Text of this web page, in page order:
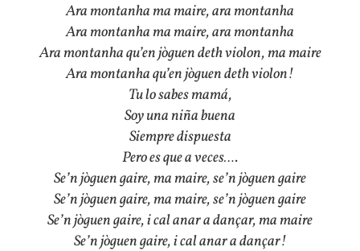
Ara montanha ma maire, ara montanha
Ara montanha ma maire, ara montanha
Ara montanha qu’en jòguen deth violon, ma maire
Ara montanha qu’en jòguen deth violon!
Tu lo sabes mamá,
Soy una niña buena
Siempre dispuesta
Pero es que a veces….
Se’n jòguen gaire, ma maire, se’n jòguen gaire
Se’n jòguen gaire, ma maire, se’n jòguen gaire
Se’n jòguen gaire, i cal anar a dançar, ma maire
Se’n jòguen gaire, i cal anar a dançar!